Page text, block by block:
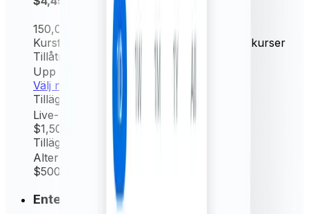
150,000
Begäran/mån.
Kursfrekvens
15 min., timvisa och dagliga kurser
Tillåtna enheter
Upp till 10
Välj nu
Tillägg
Live-kurser (per minut)
$1,500
Tillägg
Alternativ källkurs
$500
Enterprise